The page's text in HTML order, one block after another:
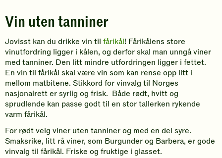
Vin uten tanniner
Jovisst kan du drikke vin til fårikål! Fårikålens store
vinutfordring ligger i kålen, og derfor skal man unngå viner
med tanniner. Den litt mindre utfordringen ligger i fettet.
En vin til fårikål skal være vin som kan rense opp litt i
mellom matbitene. Stikkord for vinvalg til Norges
nasjonalrett er syrlig og frisk. Både rødt, hvitt og
sprudlende kan passe godt til en stor tallerken rykende
varm fårikål.
For rødt velg viner uten tanniner og med en del syre.
Smaksrike, litt rå viner, som Burgunder og Barbera, er gode
vinvalg til fårikål. Friske og fruktige i glasset.